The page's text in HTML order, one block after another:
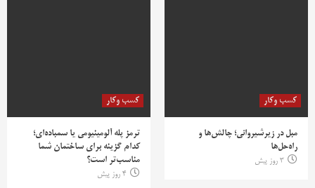
کسب وکار
مبل در زیرشیروانی؛ چالش‌ها و
راه‌حل‌ها
3 روز پیش
کسب وکار
ترمز پله آلومینیومی یا سمباده‌ای؛
کدام گزینه برای ساختمان شما
مناسب‌تر است؟
4 روز پیش